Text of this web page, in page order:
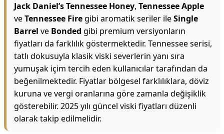
Jack Daniel’s Tennessee Honey, Tennessee Apple
veTennessee Firegibi aromatik seriler ileSingle
Barrel ve Bonded gibi premium versiyonların
fiyatları da farklılık göstermektedir. Tennessee serisi,
tatlı dokusuyla klasik viski severlerin yanı sıra
yumuşak içim tercih eden kullanıcılar tarafından da
beğenilmektedir. Fiyatlar bölgesel farklılıklara, döviz
kuruna ve vergi oranlarına göre zamanla değişiklik
gösterebilir. 2025 yılı güncel viski fiyatları düzenli
olarak takip edilmelidir.